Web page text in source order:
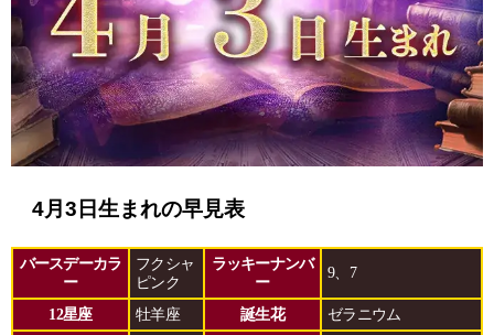
4月3日生まれの早見表
バースデーカラ
ー
フクシャ
ピンク
ラッキーナンバ
ー
9、7
12星座 牡羊座 誕生花 ゼラニウム